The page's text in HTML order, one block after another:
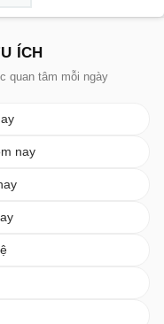
ÍCH
quan tâm mỗi ngày
nay